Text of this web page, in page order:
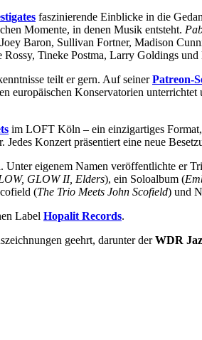
faszinierende Einblicke in die
Momente, in denen Musik entsteht.
Baron, Sullivan Fortner, Madison
Tineke Postma, Larry Goldings
teilt er gern. Auf seinerPatreon-
europäischen Konservatorien unterrichtet
im LOFT Köln – ein einzigartiges
Konzert präsentiert eine neue
. Unter eigenem Namen veröffentlichte er
GLOW II, Elders), ein Soloalbum (
(The Trio Meets John Scofield) und
Label Hopalit Records.
geehrt, darunter derWDR